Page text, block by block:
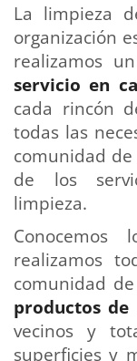
La limpieza
organización
realizamos un
servicio en
cada rincón
todas las
comunidad
de los
limpieza.
realizamos
comunidad
productos de
vecinos y
superficies y